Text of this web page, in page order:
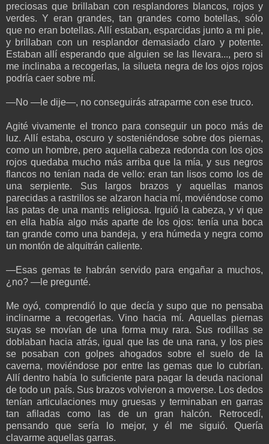
preciosas que brillaban con resplandores blancos, rojos y
verdes. Y eran grandes, tan grandes como botellas, sólo
que no eran botellas. Allí estaban, esparcidas junto a mi pie,
y brillaban con un resplandor demasiado claro y potente.
Estaban allí esperando que alguien se las llevara..., pero si
me inclinaba a recogerlas, la silueta negra de los ojos rojos
podría caer sobre mí.
—No —le dije—, no conseguirás atraparme con ese truco.
Agité vivamente el tronco para conseguir un poco más de
luz. Allí estaba, oscuro y sosteniéndose sobre dos piernas,
como un hombre, pero aquella cabeza redonda con los ojos
rojos quedaba mucho más arriba que la mía, y sus negros
flancos no tenían nada de vello: eran tan lisos como los de
una serpiente. Sus largos brazos y aquellas manos
parecidas a rastrillos se alzaron hacia mí, moviéndose como
las patas de una mantis religiosa. Irguió la cabeza, y vi que
en ella había algo más aparte de los ojos: tenía una boca
tan grande como una bandeja, y era húmeda y negra como
un montón de alquitrán caliente.
—Esas gemas te habrán servido para engañar a muchos,
¿no? —le pregunté.
Me oyó, comprendió lo que decía y supo que no pensaba
inclinarme a recogerlas. Vino hacia mí. Aquellas piernas
suyas se movían de una forma muy rara. Sus rodillas se
doblaban hacia atrás, igual que las de una rana, y los pies
se posaban con golpes ahogados sobre el suelo de la
caverna, moviéndose por entre las gemas que lo cubrían.
Allí dentro había lo suficiente para pagar la deuda nacional
de todo un país. Sus brazos volvieron a moverse. Los dedos
tenían articulaciones muy gruesas y terminaban en garras
tan afiladas como las de un gran halcón. Retrocedí,
pensando que sería lo mejor, y él me siguió. Quería
clavarme aquellas garras.